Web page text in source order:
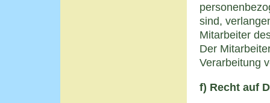
sind,
Mitarbeiter
Der
Verarbeitung
f) Recht auf